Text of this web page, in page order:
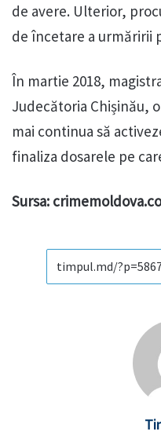
de avere. Ulterior,
de încetare a urmăririi
În martie 2018,
Judecătoria Chișinău,
mai continua să
finaliza dosarele pe
Sursa: